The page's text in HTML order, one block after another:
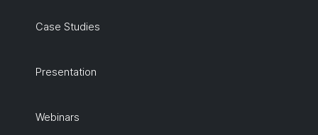
Case Studies
Presentation
Webinars